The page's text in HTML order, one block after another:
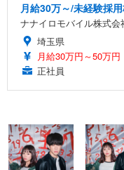
月給30万～/未経験採
ナナイロモバイル株式会
埼玉県
月給30万円～50万円
正社員